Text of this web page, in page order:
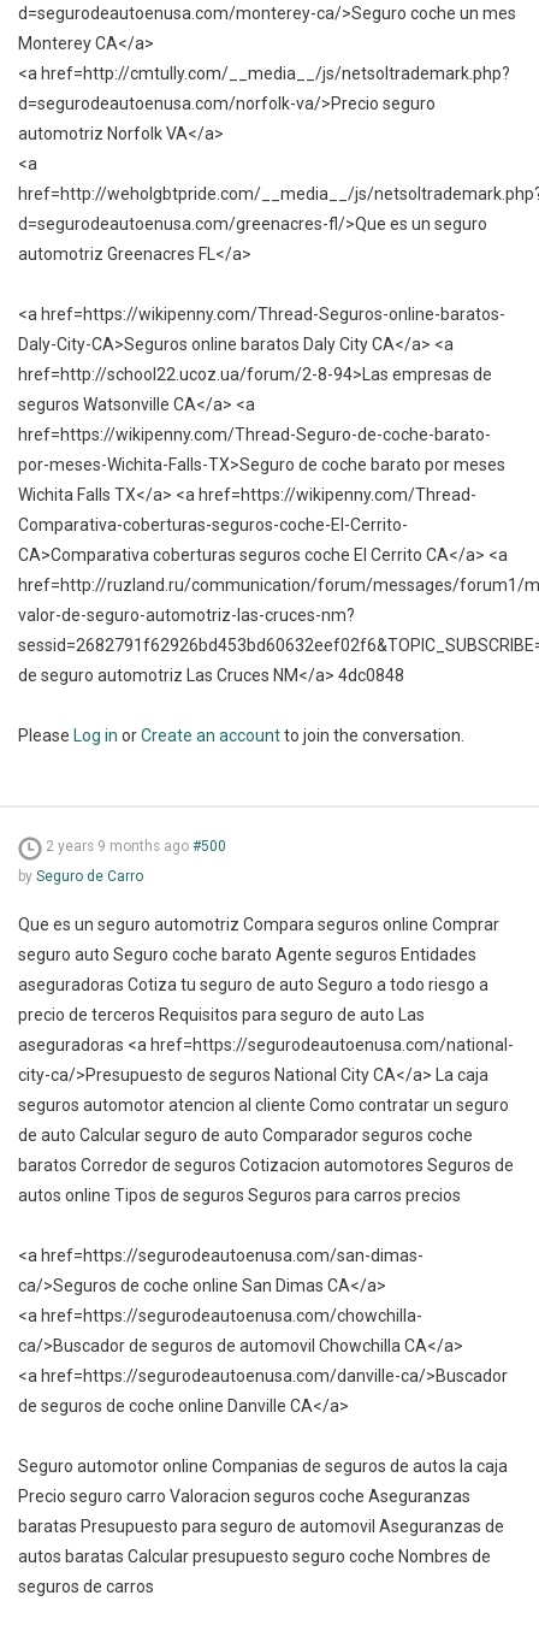
d=segurodeautoenusa.com/monterey-ca/>Seguro coche un mes
Monterey CA</a>
<a href=http://cmtully.com/__media__/js/netsoltrademark.php?
d=segurodeautoenusa.com/norfolk-va/>Precio seguro
automotriz Norfolk VA</a>
<a
href=http://weholgbtpride.com/__media__/js/
d=segurodeautoenusa.com/greenacres-fl/>Que es un seguro
automotriz Greenacres FL</a>
<a href=https://wikipenny.com/Thread-Seguros-online-baratos-
Daly-City-CA>Seguros online baratos Daly City CA</a> <a
href=http://school22.ucoz.ua/forum/2-8-94>Las empresas de
seguros Watsonville CA</a> <a
href=https://wikipenny.com/Thread-Seguro-de-coche-barato-
por-meses-Wichita-Falls-TX>Seguro de coche barato por meses
Wichita Falls TX</a> <a href=https://wikipenny.com/Thread-
Comparativa-coberturas-seguros-coche-El-Cerrito-
CA>Comparativa coberturas seguros coche El Cerrito CA</a> <a
href=http://ruzland.ru/communication/forum/messages/forum1/
valor-de-seguro-automotriz-las-cruces-nm?
de seguro automotriz Las Cruces NM</a> 4dc0848
Please Log in orCreate an accountto join the conversation.
2 years 9 months ago #500
by Seguro de Carro
Que es un seguro automotriz Compara seguros online Comprar
seguro auto Seguro coche barato Agente seguros Entidades
aseguradoras Cotiza tu seguro de auto Seguro a todo riesgo a
precio de terceros Requisitos para seguro de auto Las
aseguradoras <a href=https://segurodeautoenusa.com/national-
city-ca/>Presupuesto de seguros National City CA</a> La caja
seguros automotor atencion al cliente Como contratar un seguro
de auto Calcular seguro de auto Comparador seguros coche
baratos Corredor de seguros Cotizacion automotores Seguros de
autos online Tipos de seguros Seguros para carros precios
<a href=https://segurodeautoenusa.com/san-dimas-
ca/>Seguros de coche online San Dimas CA</a>
<a href=https://segurodeautoenusa.com/chowchilla-
ca/>Buscador de seguros de automovil Chowchilla CA</a>
<a href=https://segurodeautoenusa.com/danville-ca/>Buscador
de seguros de coche online Danville CA</a>
Seguro automotor online Companias de seguros de autos la caja
Precio seguro carro Valoracion seguros coche Aseguranzas
baratas Presupuesto para seguro de automovil Aseguranzas de
autos baratas Calcular presupuesto seguro coche Nombres de
seguros de carros